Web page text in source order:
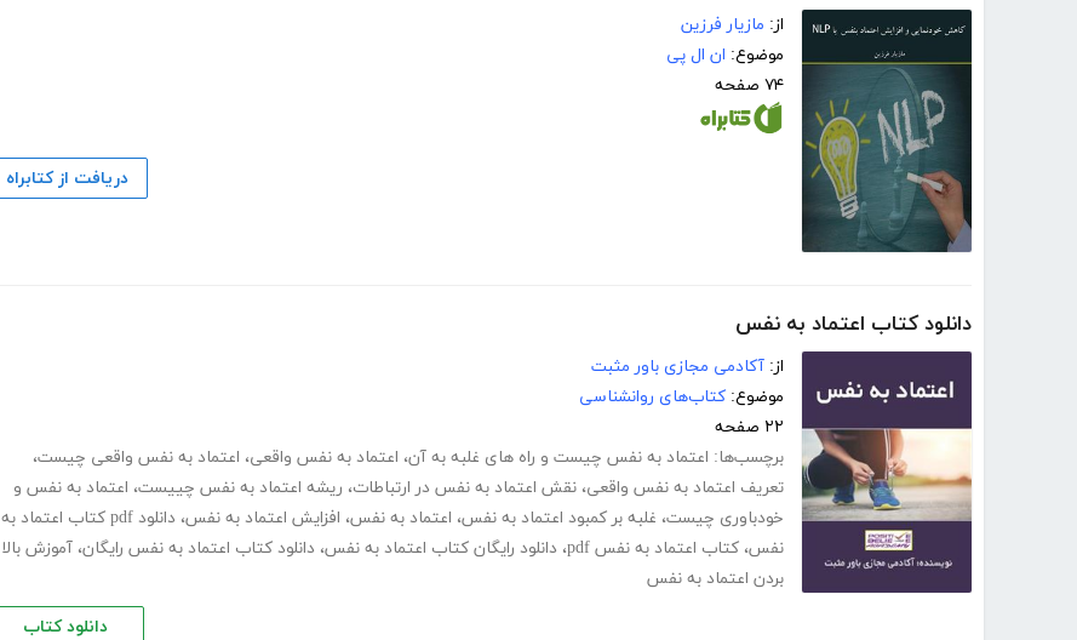
از: مازیار فرزین
موضوع: ان ال پی
۷۴ صفحه
دریافت از کتابراه
دانلود کتاب اعتماد به نفس
از: آکادمی مجازی باور مثبت
موضوع: کتاب‌های روانشناسی
۲۲ صفحه
برچسب‌ها: اعتماد به نفس چیست و راه های غلبه به آن، اعتماد به نفس واقعی، اعتماد به نفس واقعی چیست،
تعریف اعتماد به نفس واقعی، نقش اعتماد به نفس در ارتباطات، ریشه اعتماد به نفس چییست، اعتماد به نفس و
خودباوری چیست، غلبه بر کمبود اعتماد به نفس، اعتماد به نفس، افزایش اعتماد به نفس،
دانلود pdf کتاب اعتماد به
نفس، کتاب اعتماد به نفس pdf ، دانلود رایگان کتاب اعتماد به نفس، دانلود کتاب اعتماد به نفس رایگان، آموزش بالا
بردن اعتماد به نفس
دانلود کتاب